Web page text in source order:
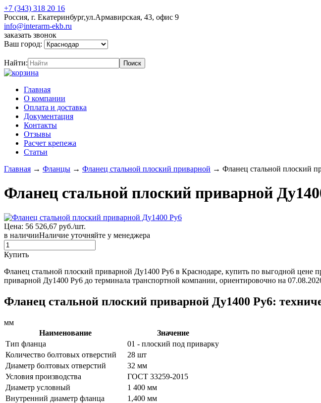
+7 (343) 318 20 16
Россия, г. Екатеринбург,ул.Армавирская, 43, офис 9
info@interarm-ekb.ru
заказать звонок
Ваш город:
Найти:
Главная
О компании
Оплата и доставка
Документация
Контакты
Отзывы
Расчет крепежа
Статьи
Главная → Фланцы → Фланец стальной плоский приварной → Фланец стальной плоский
Фланец стальной плоский приварной
Цена: 56 526,67 руб./шт.
в наличииНаличие уточняйте у менеджера
Купить
Фланец стальной плоский приварной Ду1400 Ру6 в Краснодаре, купить по выгодной цене
приварной Ду1400 Ру6 до терминала транспортной компании, ориентировочно на
Фланец стальной плоский приварной Ду1400 Ру6:
мм
Наименование
Значение
Тип фланца
01 - плоский под приварку
Количество болтовых отверстий
28 шт
Диаметр болтовых отверстий
32 мм
Условия производства
ГОСТ 33259-2015
Диаметр условный
1 400 мм
Внутренний диаметр фланца
1,400 мм